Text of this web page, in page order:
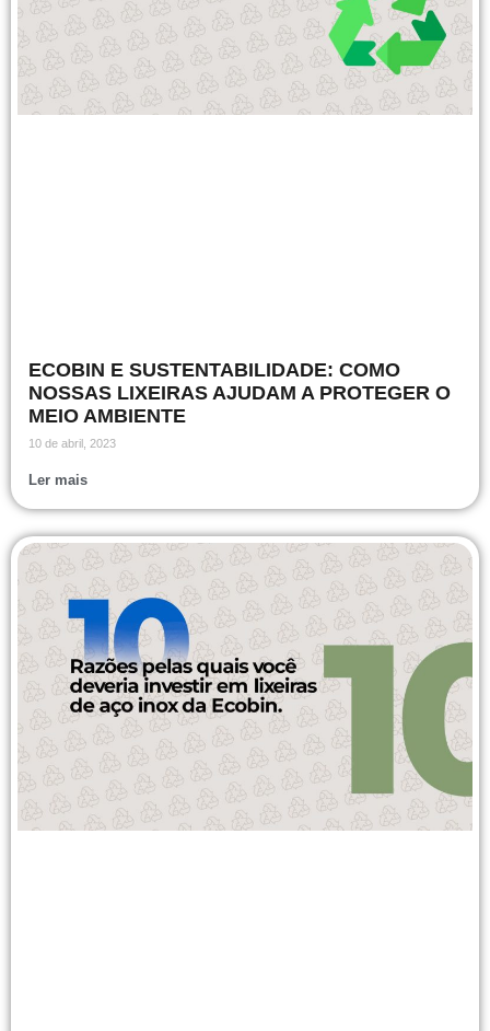
ECOBIN E SUSTENTABILIDADE: COMO
NOSSAS LIXEIRAS AJUDAM A PROTEGER O
MEIO AMBIENTE
10 de abril, 2023
Ler mais